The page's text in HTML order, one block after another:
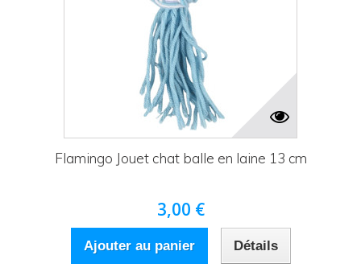
Flamingo Jouet chat balle en laine 13 cm
3,00 €
Ajouter au panier Détails